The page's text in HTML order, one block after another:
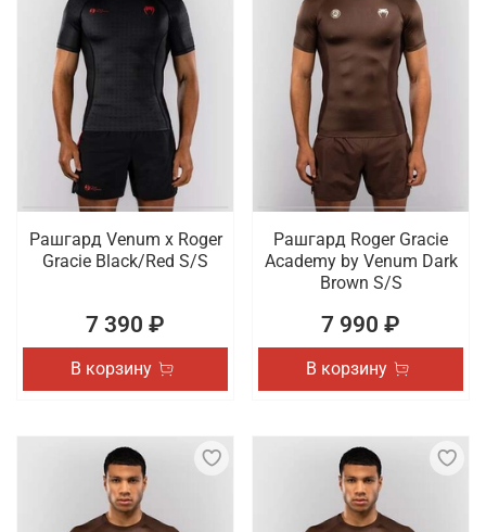
Рашгард Venum x Roger
Gracie Black/Red S/S
7 390 ₽
В корзину
Рашгард Roger Gracie
Academy by Venum Dark
Brown S/S
7 990 ₽
В корзину